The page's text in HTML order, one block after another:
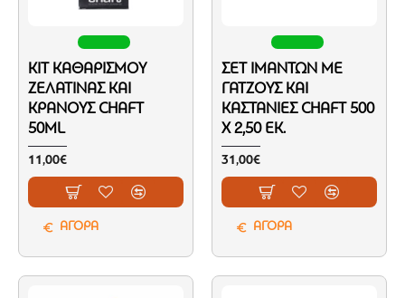
ΚΙΤ ΚΑΘΑΡΙΣΜΟΎ
ΖΕΛΑΤΊΝΑΣ ΚΑΙ
ΚΡΆΝΟΥΣ CHAFT
50ML
11,00€
ΑΓΟΡΑ
ΣΕΤ ΙΜΆΝΤΩΝ ΜΕ
ΓΆΤΖΟΥΣ ΚΑΙ
ΚΑΣΤΆΝΙΕΣ CHAFT 500
Χ 2,50 ΕΚ.
31,00€
ΑΓΟΡΑ